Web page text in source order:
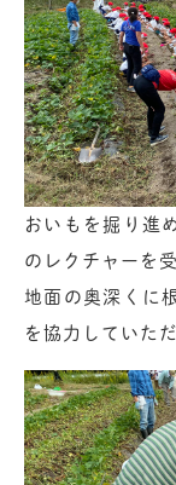
おいもを掘り進
のレクチャーを
地面の奥深くに
を協力していた